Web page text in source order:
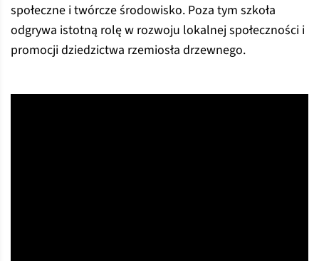
społeczne i twórcze środowisko. Poza tym szkoła
odgrywa istotną rolę w rozwoju lokalnej społeczności i
promocji dziedzictwa rzemiosła drzewnego.